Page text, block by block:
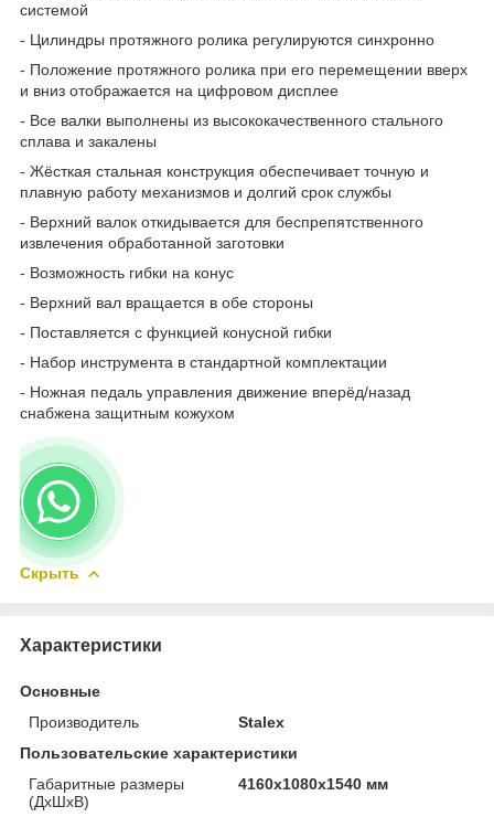
системой
- Цилиндры протяжного ролика регулируются синхронно
- Положение протяжного ролика при его перемещении вверх
и вниз отображается на цифровом дисплее
- Все валки выполнены из высококачественного стального
сплава и закалены
- Жёсткая стальная конструкция обеспечивает точную и
плавную работу механизмов и долгий срок службы
- Верхний валок откидывается для беспрепятственного
извлечения обработанной заготовки
- Возможность гибки на конус
- Верхний вал вращается в обе стороны
- Поставляется с функцией конусной гибки
- Набор инструмента в стандартной комплектации
- Ножная педаль управления движение вперёд/назад
снабжена защитным кожухом
Скрыть
Характеристики
Основные
Производитель
Stalex
Пользовательские характеристики
Габаритные размеры
(ДхШхВ)
4160х1080х1540 мм